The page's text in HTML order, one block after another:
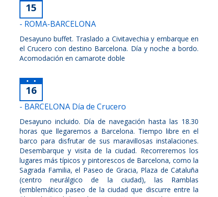
15
- ROMA-BARCELONA
Desayuno buffet. Traslado a Civitavechia y embarque en
el Crucero con destino Barcelona. Día y noche a bordo.
Acomodación en camarote doble
16
- BARCELONA Día de Crucero
Desayuno incluido. Día de navegación hasta las 18.30
horas que llegaremos a Barcelona. Tiempo libre en el
barco para disfrutar de sus maravillosas instalaciones.
Desembarque y visita de la ciudad. Recorreremos los
lugares más típicos y pintorescos de Barcelona, como la
Sagrada Familia, el Paseo de Gracia, Plaza de Cataluña
(centro neurálgico de la ciudad), las Ramblas
(emblemático paseo de la ciudad que discurre entre la